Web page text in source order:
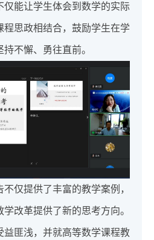
仅能让学生体会到数学的实际
程思政相结合，鼓励学生在学
不懈、勇往直前。
不仅提供了丰富的教学案例，
改革提供了新的思考方向。
益匪浅，并就高等数学课程教